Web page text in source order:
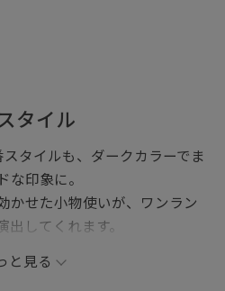
タイル
タイルも、ダークカラーでま
な印象に。
かせた小物使いが、ワンラン
してくれます。
と見る